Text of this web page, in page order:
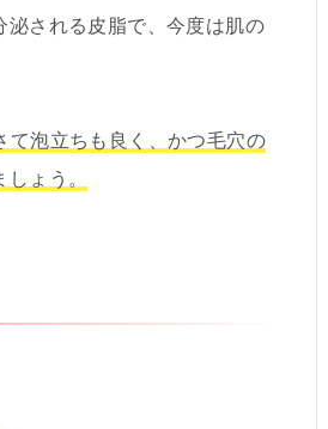
泌される皮脂で、今度は肌の
て泡立ちも良く、かつ毛穴の
ょう。